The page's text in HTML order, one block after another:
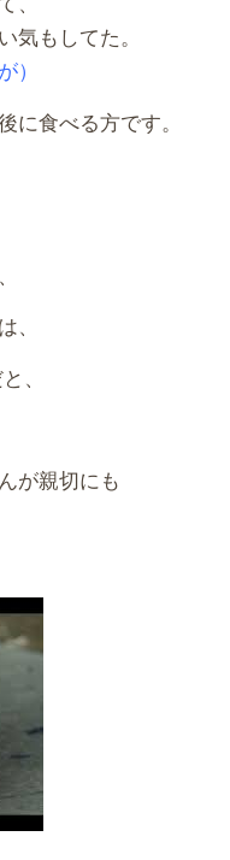
気もしてた。
）
に食べる方です。
、
が親切にも